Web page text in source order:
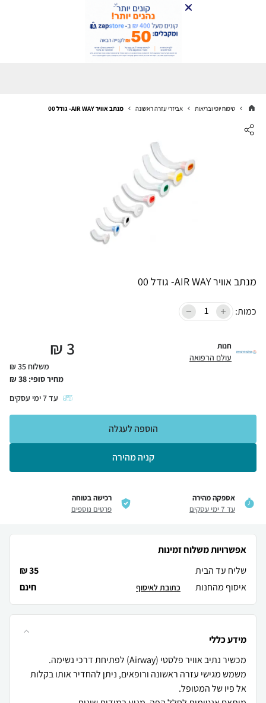
טיפוח יופי ובריאות אביזרי עזרה ראשונה מנתב אוויר AIR WAY- גודל 00
מנתב אוויר AIR WAY- גודל 00
כמות:
חנות
עולם הרפואה 3
₪
משלוח 35 ₪
מחיר סופי: 38
₪
עד7ימי עסקים
קניה מהירה
הוספה לעגלה
אספקה מהירה
עד 7 ימי עסקים
רכישה בטוחה
פרטים נוספים
אפשרויות משלוח זמינות
שליח עד הבית
35 ₪
איסוף מהחנות
חינם כתובת לאיסוף
מידע כללי
משמש מגישי עזרה ראשונה ורופאים, ניתן להחדיר אותו בקלות